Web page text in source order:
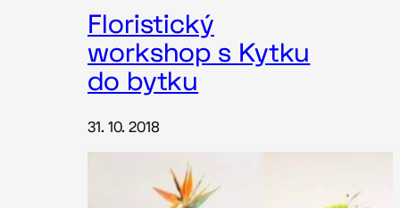
Floristický
workshop s Kytku
do bytku
31. 10. 2018